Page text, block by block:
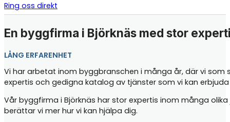
Ring oss direkt
En byggfirma i Björknäs med stor
LÅNG ERFARENHET
Vi har arbetat inom byggbranschen i många år, där vi
expertis och gedigna katalog av tjänster som vi kan
Vår byggfirma i Björknäs har stor expertis inom många
berättar vi mer hur vi kan hjälpa dig.